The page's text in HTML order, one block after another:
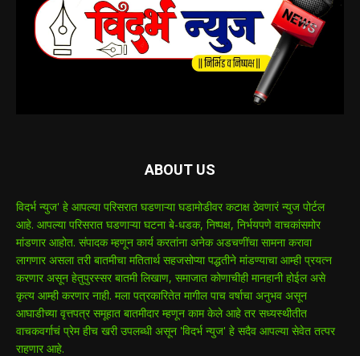
ABOUT US
विदर्भ न्युज' हे आपल्या परिसरात घडणाऱ्या घडामोडीवर कटाक्ष ठेवणारं न्युज पोर्टल
आहे. आपल्या परिसरात घडणाऱ्या घटना बे-धडक, निष्पक्ष, निर्भयपणे वाचकांसमोर
मांडणार आहोत. संपादक म्हणून कार्य करतांना अनेक अडचणींचा सामना करावा
लागणार असला तरी बातमीचा मतितार्थ सहजसोप्या पद्धतीने मांडण्याचा आम्ही प्रयत्न
करणार असून हेतुपुरस्सर बातमी लिखाण, समाजात कोणाचीही मानहानी होईल असे
कृत्य आम्ही करणार नाही. मला पत्रकारितेत मागील पाच वर्षाचा अनुभव असून
आघाडीच्या वृत्तपत्र समूहात बातमीदार म्हणून काम केले आहे तर सध्यस्थीतीत
वाचकवर्गाचं प्रेम हीच खरी उपलब्धी असून 'विदर्भ न्युज' हे सदैव आपल्या सेवेत तत्पर
राहणार आहे.